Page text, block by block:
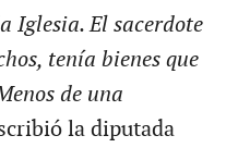
Iglesia. El sacerdote
tenía bienes que
de una
la diputada